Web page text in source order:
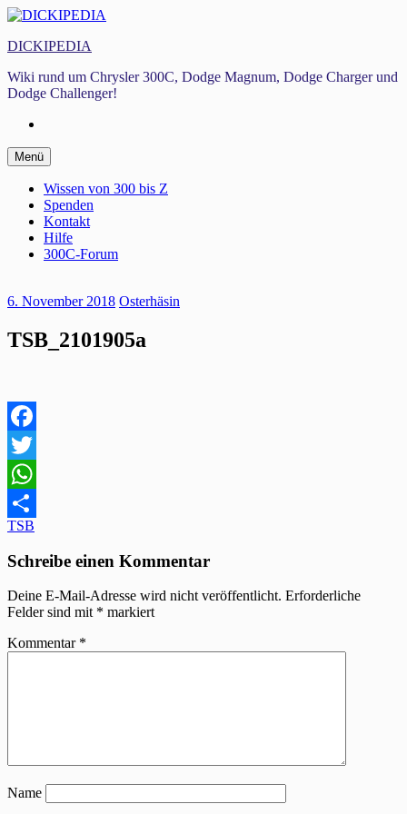
Zum
springen
DICKIPEDIA
Wiki rund um Chrysler 300C, Dodge Magnum, Dodge Charger und
Dodge Challenger!
Menü Zum
Inhalt
springen
Wissen von 300 bis Z
Spenden
Kontakt
Hilfe
300C-Forum
6. November 2018 Osterhäsin
TSB_2101905a
Facebook
Twitter
WhatsApp
Teilen
Beitragsnavigation
TSB
Schreibe einen Kommentar
Deine E-Mail-Adresse wird nicht veröffentlicht. Erforderliche
Felder sind mit * markiert
Kommentar *
Name